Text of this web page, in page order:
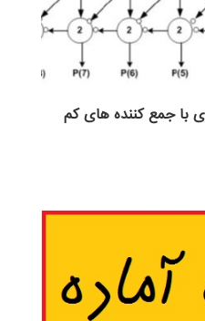
با جمع کننده های کم